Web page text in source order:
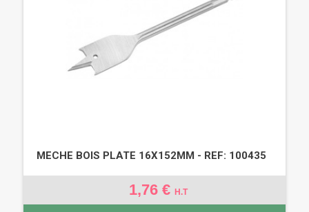
MECHE BOIS PLATE 16X152MM - REF: 100435
1,76 € H.T